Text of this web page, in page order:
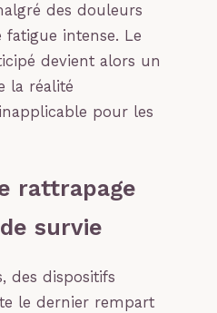
des douleurs
intense. Le
devient alors un
la réalité
pour les
rattrapage
survie
des dispositifs
le dernier rempart